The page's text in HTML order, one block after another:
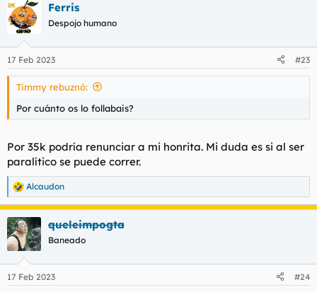
Ferris
Despojo humano
17 Feb 2023 #23
Timmy rebuznó:
Por cuánto os lo follabais?
Por 35k podría renunciar a mi honrita. Mi duda es si al ser
paralítico se puede correr.
R
e
c
c
i
e
Alcaudon
queleimpogta
Baneado
17 Feb 2023 #24